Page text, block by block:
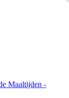
Maaltijden -